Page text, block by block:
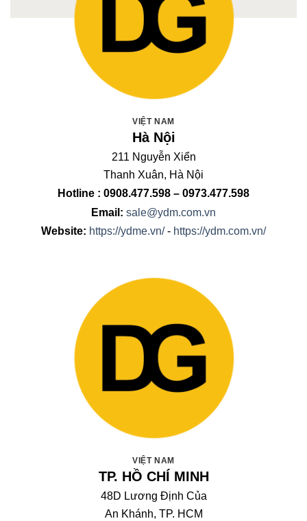
VIỆT NAM
Hà Nội
211 Nguyễn Xiển
Thanh Xuân, Hà Nội
Hotline : 0908.477.598 – 0973.477.598
Email: sale@ydm.com.vn
Website: https://ydme.vn/- https://ydm.com.vn/
VIỆT NAM
TP. HỒ CHÍ MINH
48D Lương Định Của
An Khánh, TP. HCM